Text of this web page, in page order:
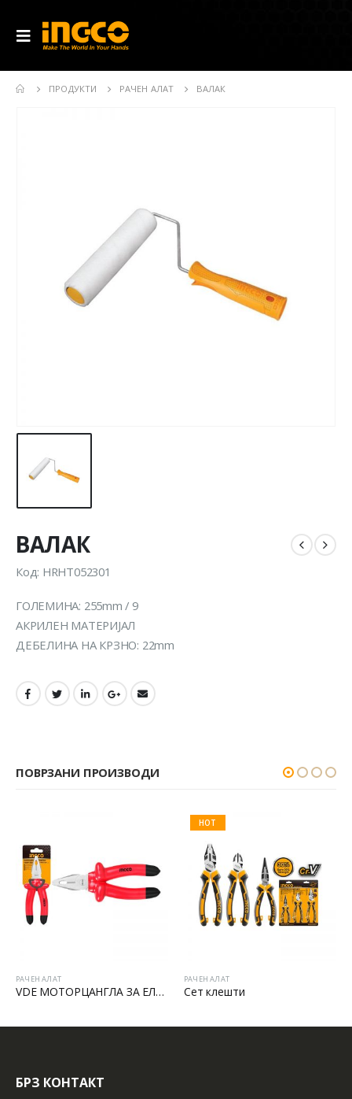
ПРОДУКТИ РАЧЕН АЛАТ ВАЛАК
ВАЛАК
Код: HRHT052301
ГОЛЕМИНА: 255mm / 9
АКРИЛЕН МАТЕРИЈАЛ
ДЕБЕЛИНА НА КРЗНО: 22mm
ПОВРЗАНИ ПРОИЗВОДИ
РАЧЕН АЛАТ
VDE МОТОРЦАНГЛА ЗА ЕЛЕКТРИЧАРИ
HOT
РАЧЕН АЛАТ
Сет клешти
БРЗ КОНТАКТ